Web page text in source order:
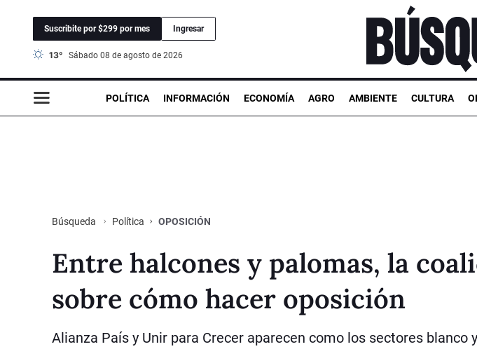
Suscribite por $299 por mes Ingresar
13° sábado 08 de agosto de 2026
POLÍTICA INFORMACIÓN ECONOMÍA AGRO AMBIENTE CULTURA
Búsqueda Política OPOSICIÓN
Entre halcones y palomas, la
sobre cómo hacer oposición
Alianza País y Unir para Crecer aparecen como los sectores blanco